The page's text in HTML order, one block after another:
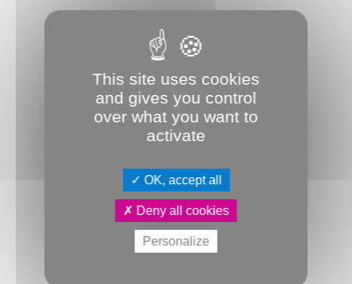
This site uses cookies
and gives you control
over what you want to
activate
OK, accept all
Deny all cookies
Personalize